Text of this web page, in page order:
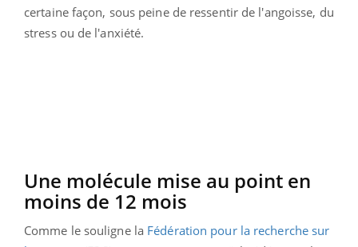
certaine façon, sous peine de ressentir de l'angoisse, du
stress ou de l'anxiété.
Une molécule mise au point en
moins de 12 mois
Comme le souligne la Fédération pour la recherche sur